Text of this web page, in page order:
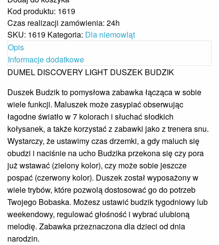
Kod produktu: 1619
Czas realizacji zamówienia: 24h
SKU: 1619 Kategoria: Dla niemowląt
Opis
Informacje dodatkowe
DUMEL DISCOVERY LIGHT DUSZEK BUDZIK
Duszek Budzik to pomysłowa zabawka łącząca w sobie
wiele funkcji. Maluszek może zasypiać obserwując
łagodne światło w 7 kolorach i słuchać słodkich
kołysanek, a także korzystać z zabawki jako z trenera snu.
Wystarczy, że ustawimy czas drzemki, a gdy maluch się
obudzi i naciśnie na ucho Budzika przekona się czy pora
już wstawać (zielony kolor), czy może sobie jeszcze
pospać (czerwony kolor). Duszek został wyposażony w
wiele trybów, które pozwolą dostosować go do potrzeb
Twojego Bobaska. Możesz ustawić budzik tygodniowy lub
weekendowy, regulować głośność i wybrać ulubioną
melodię. Zabawka przeznaczona dla dzieci od dnia
narodzin.